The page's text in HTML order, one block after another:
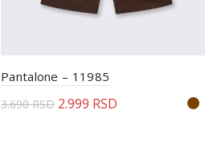
Pantalone – 11985
3.690RSD 2.999 RSD